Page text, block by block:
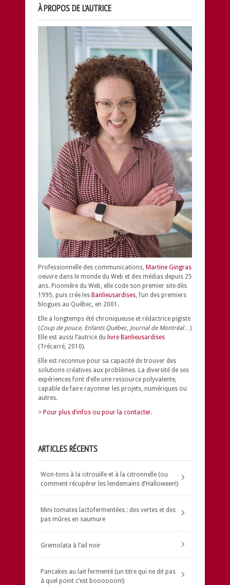
À PROPOS DE L’AUTRICE
Professionnelle des communications, Martine Gingras
oeuvre dans le monde du Web et des médias depuis 25
ans. Pionnière du Web, elle code son premier site dès
1995, puis crée les Banlieusardises , l’un des premiers
blogues au Québec, en 2001.
Elle a longtemps été chroniqueuse et rédactrice pigiste
(Coup de pouce, Enfants Québec, Journal de Montréal…)
Elle est aussi l’autrice du livre Banlieusardises
(Trécarré, 2010).
Elle est reconnue pour sa capacité de trouver des
solutions créatives aux problèmes. La diversité de ses
expériences font d’elle une ressource polyvalente,
capable de faire rayonner les projets, numériques ou
autres.
> Pour plus d’infos ou pour la contacter.
ARTICLES RÉCENTS
Won-tons à la citrouille et à la citronnelle (ou
comment récupérer les lendemains d’Halloween!)
Mini tomates lactofermentées : des vertes et des
pas mûres en saumure
Gremolata à l’ail noir
Pancakes au lait fermenté (un titre qui ne dit pas
à quel point c’est boooooon!)